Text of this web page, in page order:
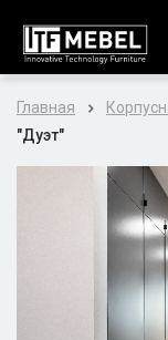
Главная
"Дуэт"